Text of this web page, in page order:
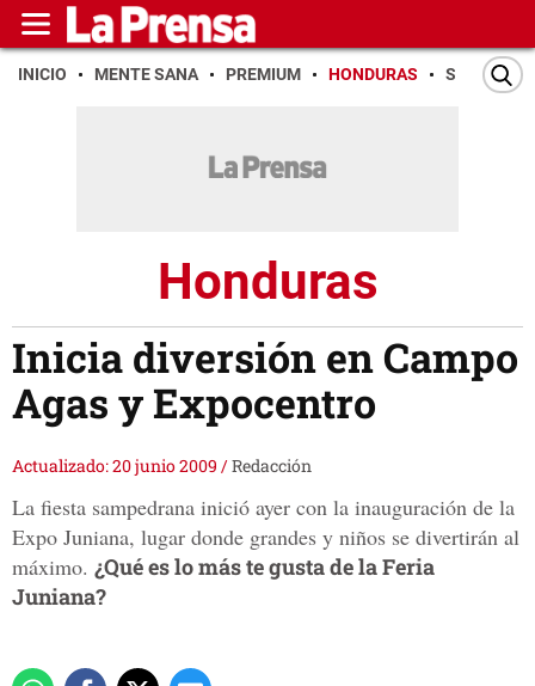
INICIO MENTE SANA PREMIUM HONDURAS SAN PEDRO
Honduras
Inicia diversión en Campo
Agas y Expocentro
Actualizado: 20 junio 2009 /Redacción
La fiesta sampedrana inició ayer con la inauguración de la
Expo Juniana, lugar donde grandes y niños se divertirán al
máximo. ¿Qué es lo más te gusta de la Feria
Juniana?